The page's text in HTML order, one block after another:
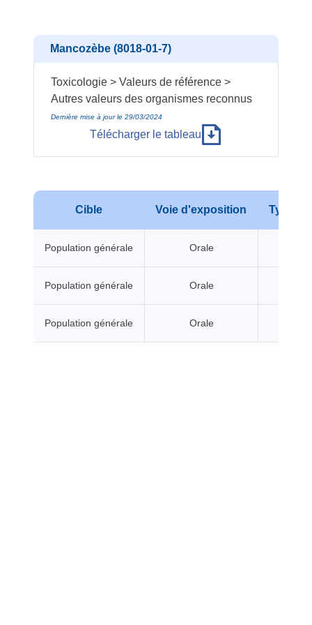
Mancozèbe (8018-01-7)
Toxicologie > Valeurs de référence >
Autres valeurs des organismes reconnus
Dernière mise à jour le 29/03/2024
Télécharger le tableau
Cible Voie d'exposition Type
Population générale Orale
Population générale Orale
Population générale Orale